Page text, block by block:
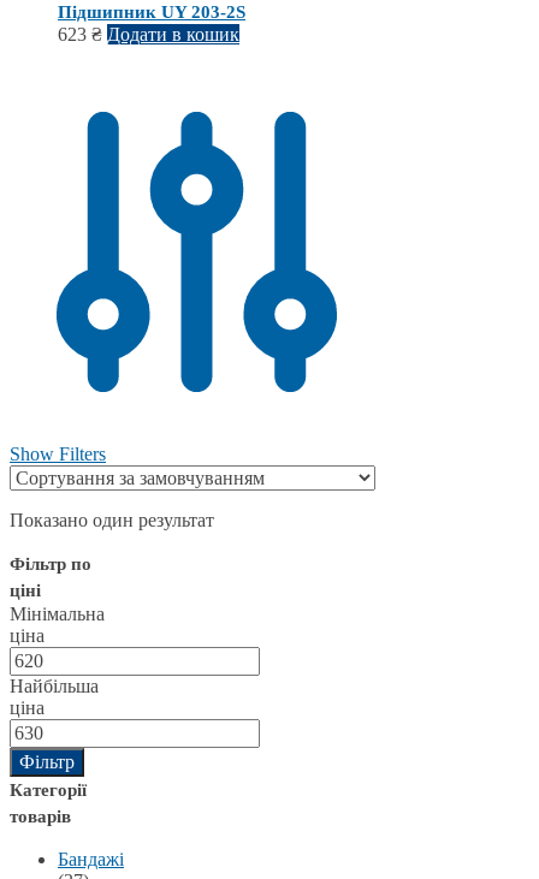
Підшипник UY 203-2S
623 ₴ Додати в кошик
Show Filters
Показано один результат
Фільтр по
ціні
Мінімальна
ціна
Найбільша
ціна
Фільтр
Категорії
товарів
Бандажі